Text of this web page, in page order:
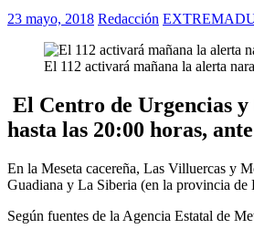
23 mayo, 2018 Redacción
El 112 activará mañana la alerta
El Centro de Urgencias
hasta las 20:00 horas,
En la Meseta cacereña, Las Villuercas y
Guadiana y La Siberia (en la provincia
Según fuentes de la Agencia Estatal de